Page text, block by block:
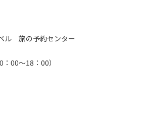
ル 旅の予約センター
00～18：00）